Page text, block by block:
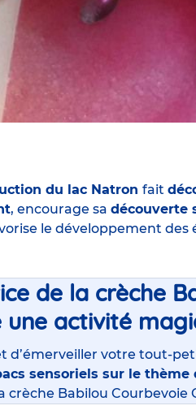
du lac Natron fait
, encourage sa découverte
le développement des
de la crèche
une activité
d’émerveiller votre tout-
sensoriels sur le thème
crèche Babilou Courbevoie